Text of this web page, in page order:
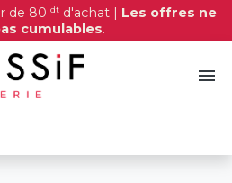
de 80 dt d'achat | Les offres ne
cumulables.
menu